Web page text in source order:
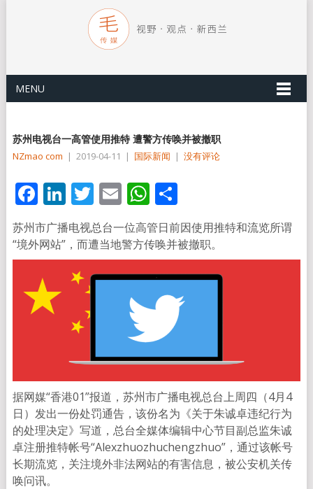
MENU
苏州电视台一高管使用推特 遭警方传唤并被撤职
NZmao com | 2019-04-11 | 国际新闻 | 没有评论
Facebook
LinkedIn
Twitter
EmailWhatsApp
分
享
苏州市广播电视总台一位高管日前因使用推特和流览所谓
“境外网站”，而遭当地警方传唤并被撤职。
据网媒“香港01”报道，苏州市广播电视总台上周四（4月4
日）发出一份处罚通告，该份名为《关于朱诚卓违纪行为
的处理决定》写道，总台全媒体编辑中心节目副总监朱诚
卓注册推特帐号“Alexzhuozhuchengzhuo”，通过该帐号
长期流览，关注境外非法网站的有害信息，被公安机关传
唤问讯。